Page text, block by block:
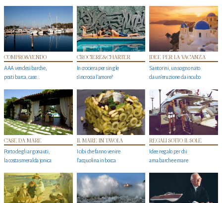
COMPRO&VENDO
AAA vendesi barche,
posti barca, case…
CROCIERE&CHARTER
In crociera per single
s'incrocia l’amore?
IDEE PER LA VACANZA
Santorini, un sogno nato
da un’eruzione da incubo
CASE DA MARE
Porto degli argonauti,
la costa smeralda jonica
IL MARE IN TAVOLA
I cibi che fanno venire
l’acquolina in bocca
REGALI SOTTO IL SOLE
Idee regalo per chi
ama barche e mare